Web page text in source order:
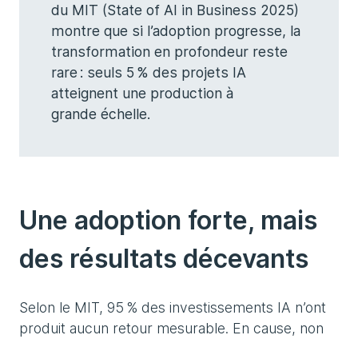
du MIT (State of AI in Business 2025)
montre que si l’adoption progresse, la
transformation en profondeur reste
rare : seuls 5 % des projets IA
atteignent une production à
grande échelle.
Une adoption forte, mais
des résultats décevants
Selon le MIT, 95 % des investissements IA n’ont
produit aucun retour mesurable. En cause, non